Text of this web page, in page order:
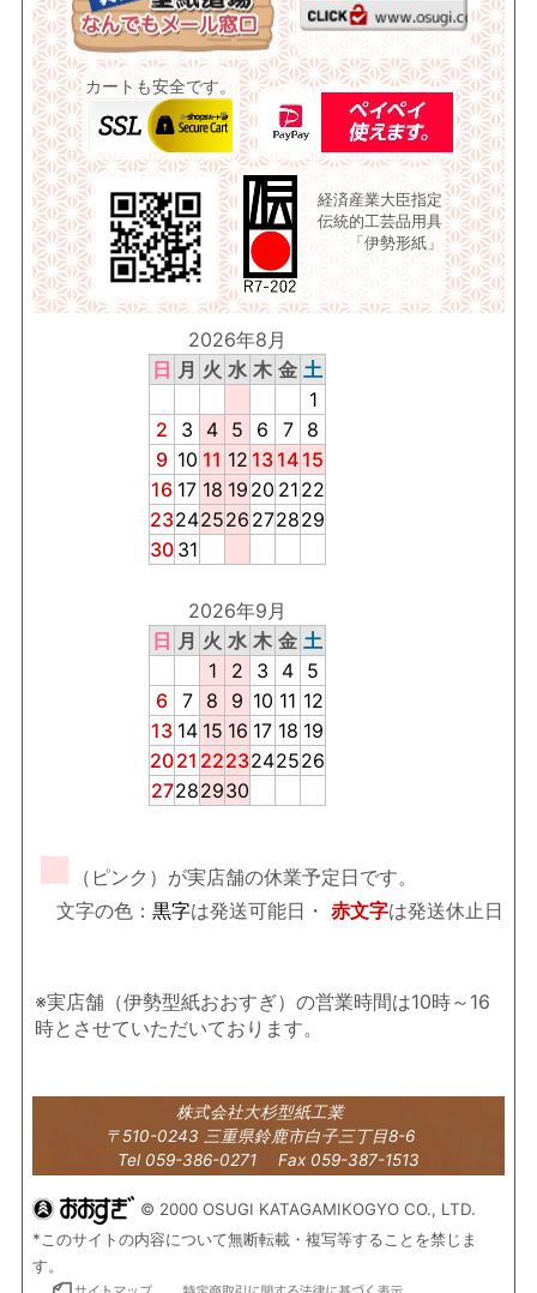
カートも安全です。
経済産業大臣指定
伝統的工芸品用具
「伊勢形紙」
2026年8月
日 月 火 水 木 金 土
1
2
3 4 5 6 7
8
9 10 11 12 13 14 15
16 17 18 19 20 21 22
23242526 272829
30 31
2026年9月
日 月 火 水 木 金 土
1
2 3 4 5
6 7 8 9 10 11 12
13 14 15 16 17 18 19
2021 2223242526
27282930
■
（ピンク）が実店舗の休業予定日です。
文字の色： 黒字は発送可能日・ 赤文字は発送休止日
※実店舗（伊勢型紙おおすぎ）の営業時間は10時～16
時とさせていただいております。
株式会社大杉型紙工業
〒510-0243 三重県鈴鹿市白子三丁目8-6
Tel 059-386-0271 Fax 059-387-1513
© 2000 OSUGI KATAGAMIKOGYO CO., LTD.
*このサイトの内容について無断転載・複写等することを禁じま
す。